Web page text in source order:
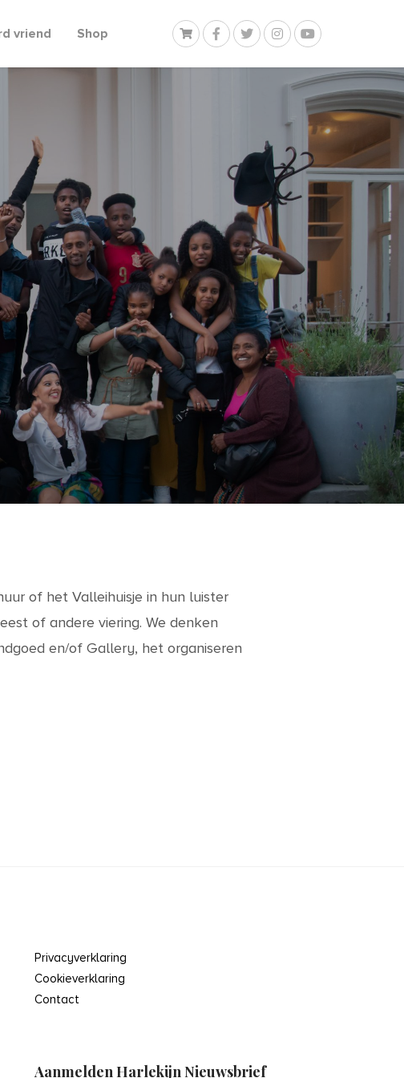
vriend Shop
of het Valleihuisje in hun luister
of andere viering. We denken
en/of Gallery, het organiseren
Privacyverklaring
Cookieverklaring
Contact
Aanmelden Harlekijn Nieuwsbrief